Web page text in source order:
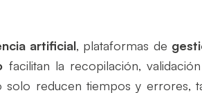
artificial, plataformas de
facilitan la recopilación,
solo reducen tiempos y errores,